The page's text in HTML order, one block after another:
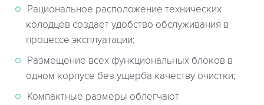
Рациональное расположение технических
колодцев создает удобство обслуживания в
процессе эксплуатации;
Размещение всех функциональных блоков в
одном корпусе без ущерба качеству очистки;
Компактные размеры облегчают